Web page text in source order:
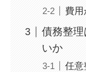
費
債務整
いか
任意